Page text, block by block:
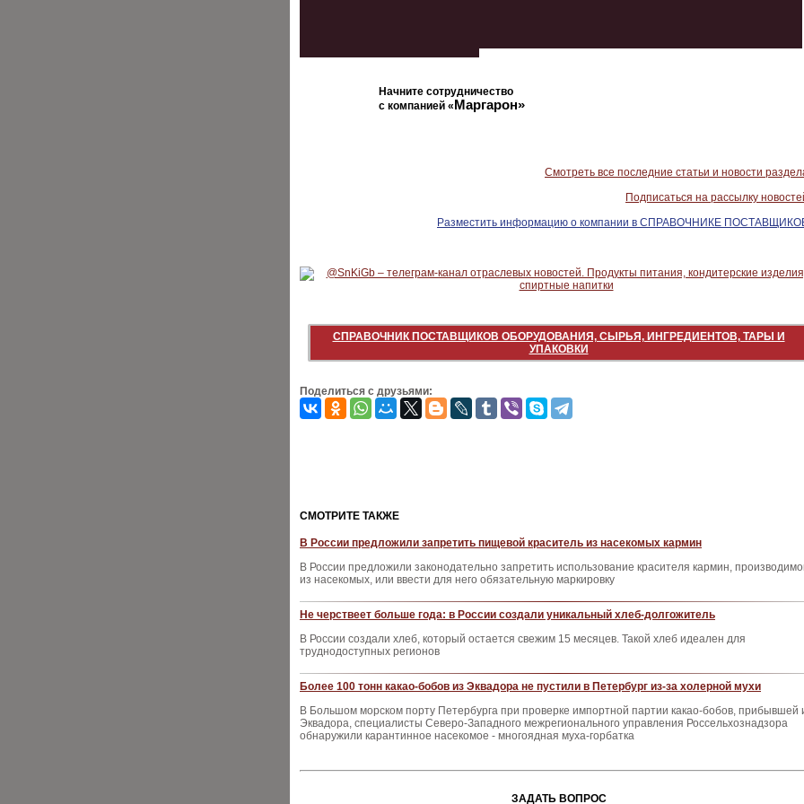
Начните сотрудничество
с компанией « Маргарон»
Смотреть все последние статьи и новости
Подписаться на рассылку
Разместить информацию о компании в СПРАВОЧНИКЕ
СПРАВОЧНИК ПОСТАВЩИКОВ ОБОРУДОВАНИЯ, СЫРЬЯ, ИНГРЕДИЕНТОВ, ТАРЫ И
УПАКОВКИ
Поделиться с друзьями:
CМОТРИТЕ ТАКЖЕ
В России предложили запретить пищевой краситель из насекомых кармин
В России предложили законодательно запретить использование красителя кармин,
из насекомых, или ввести для него обязательную маркировку
Не черствеет больше года: в России создали уникальный хлеб-долгожитель
В России создали хлеб, который остается свежим 15 месяцев. Такой хлеб идеален для
труднодоступных регионов
Более 100 тонн какао-бобов из Эквадора не пустили в Петербург из-за холерной мухи
В Большом морском порту Петербурга при проверке импортной партии какао-бобов, прибывшей
Эквадора, специалисты Северо-Западного межрегионального управления Россельхознадзора
обнаружили карантинное насекомое - многоядная муха-горбатка
ЗАДАТЬ ВОПРОС